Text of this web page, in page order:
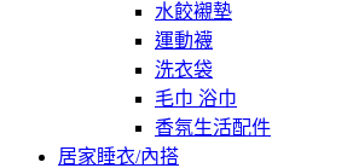
水餃襯墊
運動襪
洗衣袋
毛巾 浴巾
香氛生活配件
居家睡衣/內搭